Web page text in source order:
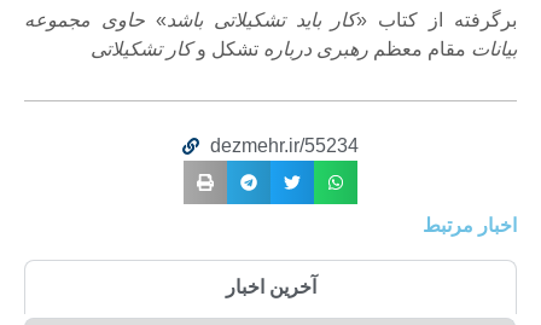
برگرفته از کتاب «کار باید تشکیلاتی باشد»حاوی مجموعه
بیانات مقام معظم رهبری درباره تشکل وکار تشکیلاتی
dezmehr.ir/55234
اخبار مرتبط
آخرین اخبار